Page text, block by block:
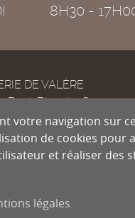
8H30 -
DE VALÈRE
Dent-Blanche 8
votre navigation sur
de cookies pour
et réaliser des
légales